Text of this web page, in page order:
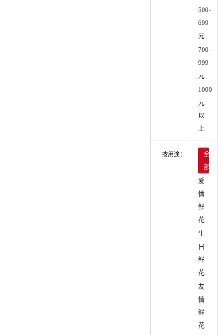
500-
699
元
700-
999
元
1000
元
以
上
按用途：
全
部
爱
情
鲜
花
生
日
鲜
花
友
情
鲜
花